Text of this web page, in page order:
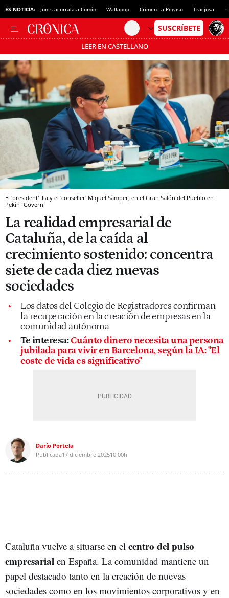
ES NOTICIA: Junts acorrala a Comín Wallapop Crimen La Pegaso Tracjusa
LEER EN CASTELLANO
Pásate al MODO AHORRO
El 'president' Illa y el 'conseller' Miquel Sàmper, en el Gran Salón del Pueblo en
Pekín Govern
La realidad empresarial de
Cataluña, de la caída al
crecimiento sostenido: concentra
siete de cada diez nuevas
sociedades
Los datos del Colegio de Registradores confirman
la recuperación en la creación de empresas en la
comunidad autónoma
Te interesa:Cuánto dinero necesita una persona
jubilada para vivir en Barcelona, según la IA: "El
coste de vida es significativo"
Darío Portela
Publicada17 diciembre 202510:00h
Cataluña vuelve a situarse en el centro del pulso
empresarial en España. La comunidad mantiene un
papel destacado tanto en la creación de nuevas
sociedades como en los movimientos corporativos y en